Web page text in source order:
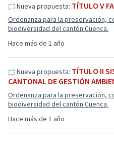
Hace más de 1 año
Nueva propuesta: TÍTULO V
Ordenanza para la preservación,
biodiversidad del cantón Cuenca.
Hace más de 1 año
Nueva propuesta: TÍTULO II
CANTONAL DE GESTIÓN
Ordenanza para la preservación,
biodiversidad del cantón Cuenca.